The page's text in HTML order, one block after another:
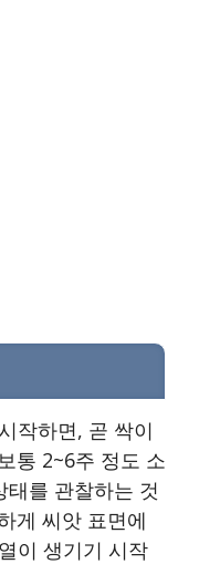
작하면, 곧 싹이
통 2~6주 정도 소
를 관찰하는 것
게 씨앗 표면에
이 생기기 시작